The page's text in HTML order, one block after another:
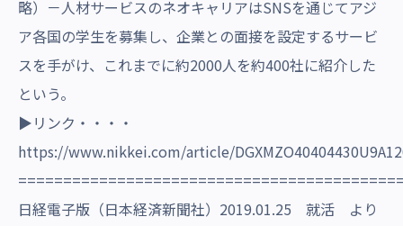
略）－人材サービスのネオキャリアはSNSを通じてアジ
ア各国の学生を募集し、企業との面接を設定するサービ
スを手がけ、これまでに約2000人を約400社に紹介した
という。
▶リンク・・・・
https://www.nikkei.com/article/
日経電子版（日本経済新聞社）2019.01.25 就活 より